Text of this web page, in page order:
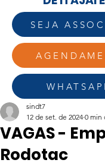
SEJA
VAGAS -
Rodotac
sindt7
12 de set. de 2024 0 min